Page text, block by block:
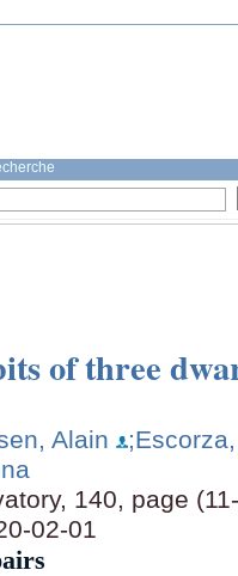
of three
Alain
140, page
02-01